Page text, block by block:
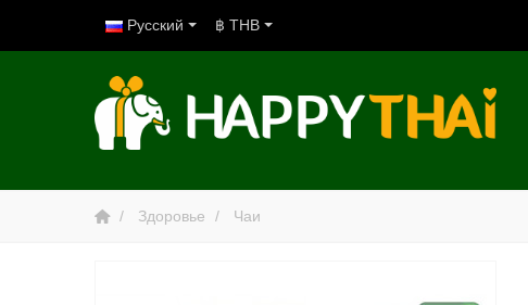
Русский ฿ THB
Здоровье Чаи